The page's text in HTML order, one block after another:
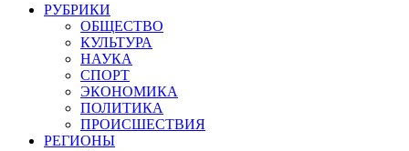
РУБРИКИ
ОБЩЕСТВО
КУЛЬТУРА
НАУКА
СПОРТ
ЭКОНОМИКА
ПОЛИТИКА
ПРОИСШЕСТВИЯ
РЕГИОНЫ